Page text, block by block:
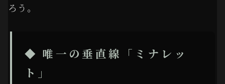
ろう。
◆ 唯一の垂直線「ミナレッ
ト」